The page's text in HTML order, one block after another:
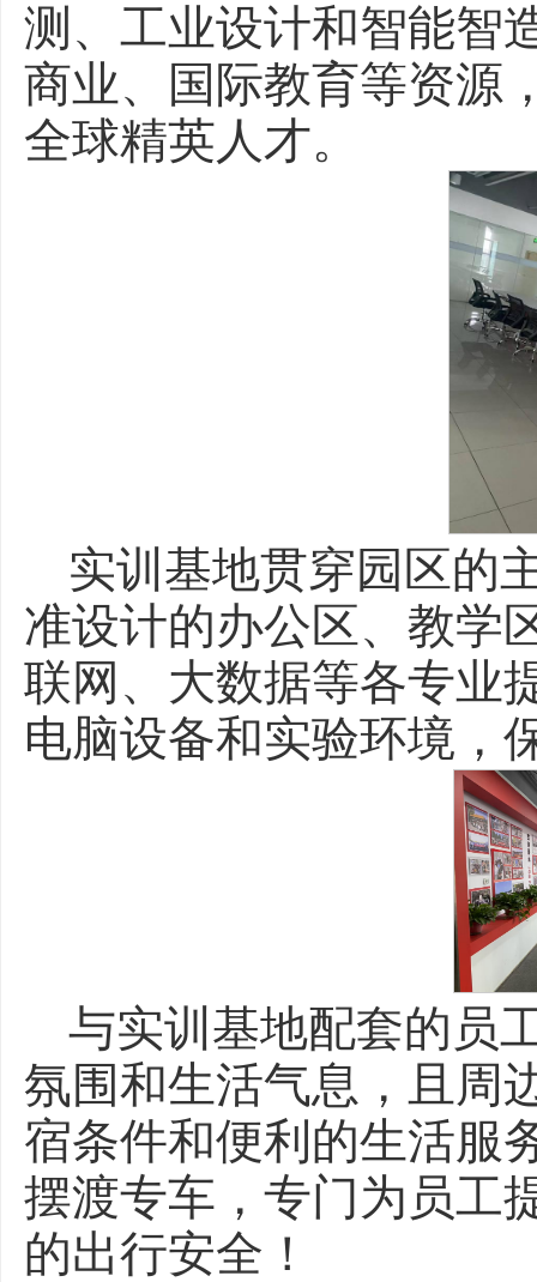
测、工业设计和智能智
商业、国际教育等资源
全球精英人才。
实训基地贯穿园区的
准设计的办公区、教学
联网、大数据等各专业
电脑设备和实验环境，
与实训基地配套的员
氛围和生活气息，且周
宿条件和便利的生活服
摆渡专车，专门为员工
的出行安全！